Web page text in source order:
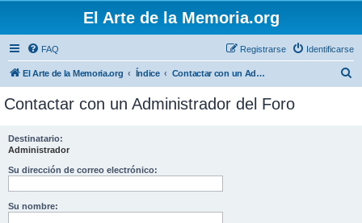
El Arte de la Memoria.org
FAQ Identificarse
Registrarse
El Arte de la Memoria.org Índice Contactar con un Administrador del Foro
Contactar con un Administrador del Foro
Destinatario:
Administrador
Su dirección de correo electrónico:
Su nombre: